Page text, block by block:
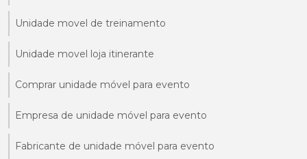
Unidade movel de treinamento
Unidade movel loja itinerante
Comprar unidade móvel para evento
Empresa de unidade móvel para evento
Fabricante de unidade móvel para evento